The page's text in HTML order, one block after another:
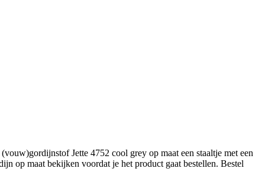
Jette 4752 cool grey op maat een staaltje met een
op maat bekijken voordat je het product gaat bestellen. Bestel